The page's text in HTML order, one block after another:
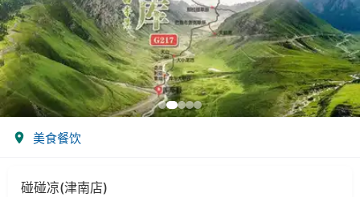
美食餐饮
碰碰凉(津南店)